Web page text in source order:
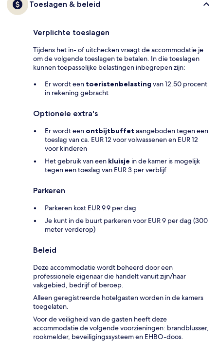
Toeslagen & beleid
Verplichte toeslagen
Tijdens het in- of uitchecken vraagt de accommodatie je
om de volgende toeslagen te betalen. In die toeslagen
kunnen toepasselijke belastingen inbegrepen zijn:
Er wordt een toeristenbelasting van 12.50 procent
in rekening gebracht
Optionele extra's
Er wordt een ontbijtbuffet aangeboden tegen een
toeslag van ca. EUR 12 voor volwassenen en EUR 12
voor kinderen
Het gebruik van een kluisje in de kamer is mogelijk
tegen een toeslag van EUR 3 per verblijf
Parkeren
Parkeren kost EUR 9.9 per dag
Je kunt in de buurt parkeren voor EUR 9 per dag (300
meter verderop)
Beleid
Deze accommodatie wordt beheerd door een
professionele eigenaar die handelt vanuit zijn/haar
vakgebied, bedrijf of beroep.
Alleen geregistreerde hotelgasten worden in de kamers
toegelaten.
Voor de veiligheid van de gasten heeft deze
accommodatie de volgende voorzieningen: brandblusser,
rookmelder, beveiligingssysteem en EHBO-doos.